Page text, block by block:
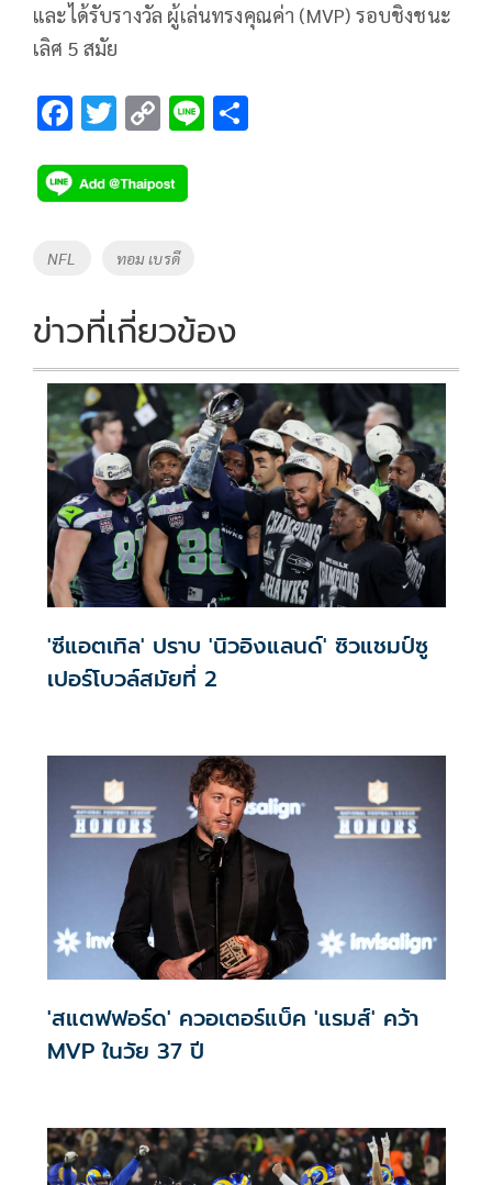
และได้รับรางวัล ผู้เล่นทรงคุณค่า (MVP) รอบชิงชนะ
เลิศ 5 สมัย
F
e
b
o
k
T
tt
er
C
p
y
Li
k
Li
Tags
NFL ทอม เบรดี
ข่าวที่เกี่ยวข้อง
'ซีแอตเทิล' ปราบ 'นิวอิงแลนด์' ซิวแชมป์ซู
เปอร์โบวล์สมัยที่ 2
'สแตฟฟอร์ด' ควอเตอร์แบ็ค 'แรมส์' คว้า
MVP ในวัย 37 ปี